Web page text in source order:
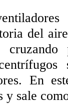
del
En
y sale